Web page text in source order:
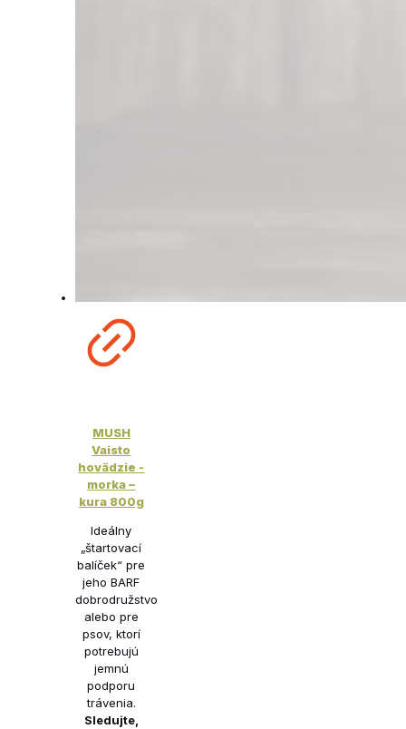
MUSH
Vaisto
hovädzie -
morka –
kura 800g
Ideálny
„štartovací
balíček“ pre
jeho BARF
dobrodružstvo
alebo pre
psov, ktorí
potrebujú
jemnú
podporu
trávenia.
Sledujte,